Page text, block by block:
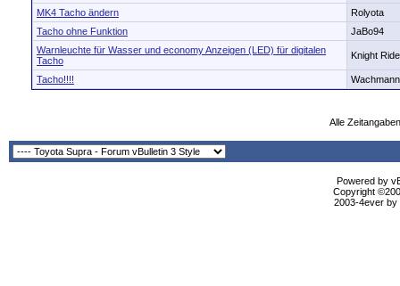
MK4 Tacho ändern
Rolyota
Tacho ohne Funktion
JaBo94
Warnleuchte für Wasser und economy Anzeigen (LED) für digitalen
Tacho
Knight
Tacho!!!! Wachmann
Alle
Powered by
Copyright
2003-4ever by